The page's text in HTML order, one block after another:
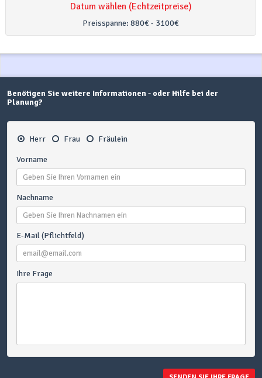
Datum wählen (Echtzeitpreise)
Preisspanne: 880€ - 3100€
Benötigen Sie weitere Informationen - oder Hilfe bei der
Planung?
Herr Frau Fräulein
Vorname
Nachname
E-Mail (Pflichtfeld)
Ihre Frage